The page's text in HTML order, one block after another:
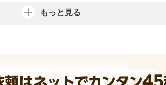
もっと見る